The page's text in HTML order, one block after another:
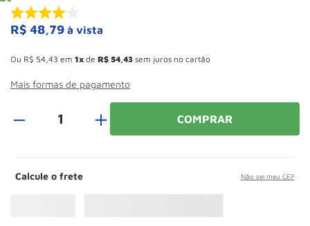
R$ 48,79 à vista
Ou R$ 54 43 em 1 de R$ 54 43 sem juros no cartão
Mais formas de pagamento
＋ COMPRAR
Calcule o frete Não sei meu CEP
º Macaco
8 º Talha
9º Rodizio
10 º